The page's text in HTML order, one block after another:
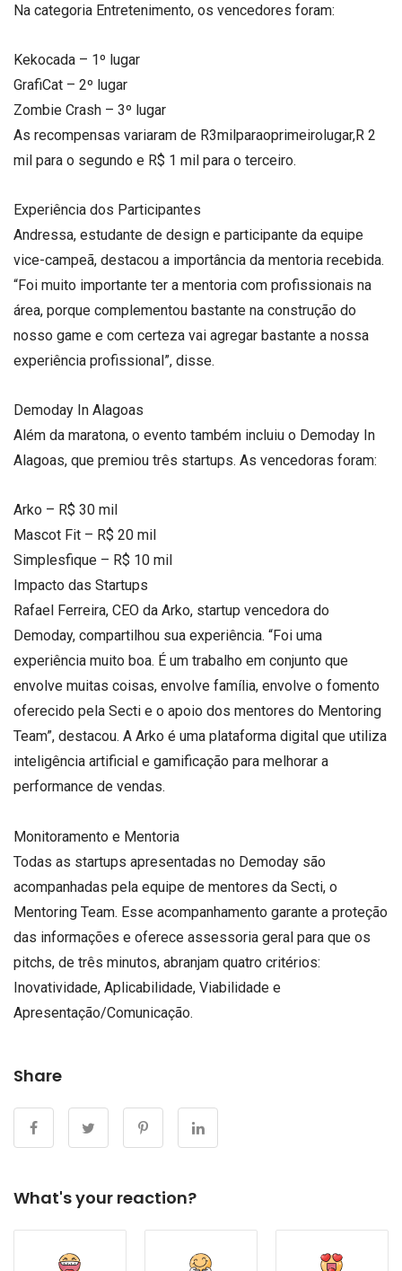
Na categoria Entretenimento, os vencedores foram:
Kekocada – 1º lugar
GrafiCat – 2º lugar
Zombie Crash – 3º lugar
As recompensas variaram de R3milparaoprimeirolugar,R 2
mil para o segundo e R$ 1 mil para o terceiro.
Experiência dos Participantes
Andressa, estudante de design e participante da equipe
vice-campeã, destacou a importância da mentoria recebida.
“Foi muito importante ter a mentoria com profissionais na
área, porque complementou bastante na construção do
nosso game e com certeza vai agregar bastante a nossa
experiência profissional”, disse.
Demoday In Alagoas
Além da maratona, o evento também incluiu o Demoday In
Alagoas, que premiou três startups. As vencedoras foram:
Arko – R$ 30 mil
Mascot Fit – R$ 20 mil
Simplesfique – R$ 10 mil
Impacto das Startups
Rafael Ferreira, CEO da Arko, startup vencedora do
Demoday, compartilhou sua experiência. “Foi uma
experiência muito boa. É um trabalho em conjunto que
envolve muitas coisas, envolve família, envolve o fomento
oferecido pela Secti e o apoio dos mentores do Mentoring
Team”, destacou. A Arko é uma plataforma digital que utiliza
inteligência artificial e gamificação para melhorar a
performance de vendas.
Monitoramento e Mentoria
Todas as startups apresentadas no Demoday são
acompanhadas pela equipe de mentores da Secti, o
Mentoring Team. Esse acompanhamento garante a proteção
das informações e oferece assessoria geral para que os
pitchs, de três minutos, abranjam quatro critérios:
Inovatividade, Aplicabilidade, Viabilidade e
Apresentação/Comunicação.
Share
What's your reaction?